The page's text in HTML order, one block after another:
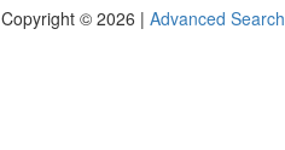
Copyright © 2026 | Advanced Search